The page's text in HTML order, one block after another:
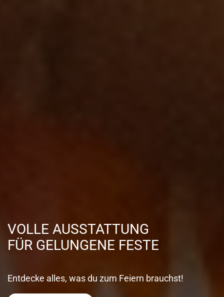
VOLLE AUSSTATTUNG
FÜR GELUNGENE FESTE
Entdecke alles, was du zum Feiern brauchst!